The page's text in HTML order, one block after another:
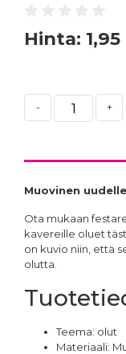
Hinta:
- +
Muovinen
Ota mukaan
kavereille oluet
on kuvio niin, että
olutta.
Teema: olut
Materiaali: